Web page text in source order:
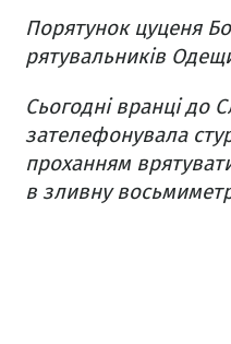
Порятунок цуценя
рятувальників
Сьогодні вранці до
зателефонувала
проханням
в зливну